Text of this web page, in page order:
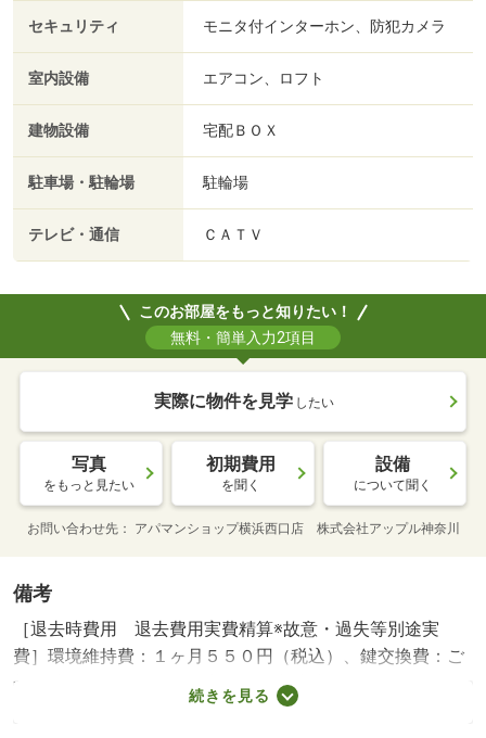
セキュリティ モニタ付インターホン、防犯カメラ
室内設備 エアコン、ロフト
建物設備 宅配ＢＯＸ
駐車場・駐輪場 駐輪場
テレビ・通信 ＣＡＴＶ
このお部屋をもっと知りたい！
無料・簡単入力2項目
実際に物件を見学 したい
写真
をもっと見たい
初期費用
を聞く
設備
について聞く
お問い合わせ先 アパマンショップ横浜西口店 株式会社アップル神奈川
備考
［退去時費用 退去費用実費精算※故意・過失等別途実
費］環境維持費：１ヶ月５５０円（税込）、鍵交換費：ご
契約時１６５００円（税込）、退去時清掃費：５２２５０
円（税込）、インターネット利用料：有料、更新手数料：
続きを見る